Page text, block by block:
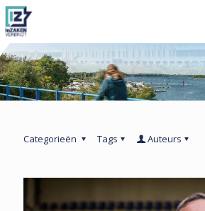
Categorieën Tags Auteurs